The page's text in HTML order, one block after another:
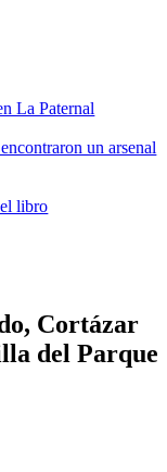
La Paternal
un arsenal
libro
Cortázar
del Parque